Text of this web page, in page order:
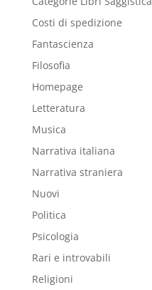
Costi di spedizione
Fantascienza
Filosofia
Homepage
Letteratura
Musica
Narrativa italiana
Narrativa straniera
Nuovi
Politica
Psicologia
Rari e introvabili
Religioni